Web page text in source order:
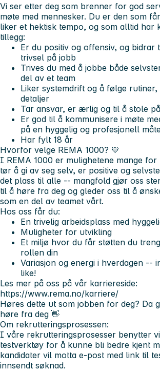
Vi ser etter deg som brenner for god
møte med mennesker. Du er den som
liker et hektisk tempo, og som alltid har
tillegg:
Er du positiv og offensiv, og bidrar
trivsel på jobb
Trives du med å jobbe både
del av et team
Liker systemdrift og å følge
detaljer
Tar ansvar, er ærlig og til å stole på
Er god til å kommunisere i møte
på en hyggelig og profesjonell
Har fylt 18 år
Hvorfor velge REMA 1000? 💙
I REMA 1000 er mulighetene mange for
tør å gi av seg selv, er positive og
det plass til alle -- mangfold gjør oss
til å høre fra deg og gleder oss til å
som en del av teamet vårt.
Hos oss får du:
En trivelig arbeidsplass med
Muligheter for utvikling
Et miljø hvor du får støtten du
rollen din
Variasjon og energi i hverdagen --
like!
Les mer på oss på vår karriereside:
https://www.rema.no/karriere/
Høres dette ut som jobben for deg? Da
høre fra deg 👋
Om rekrutteringsprosessen:
I våre rekrutteringsprosesser benytter
testverktøy for å kunne bli bedre kjent
kandidater vil motta e-post med link til
innsendt søknad.